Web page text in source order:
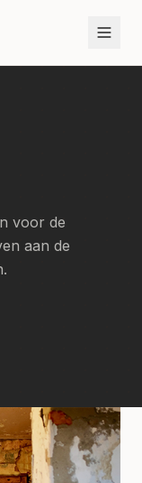
voor de
aan de